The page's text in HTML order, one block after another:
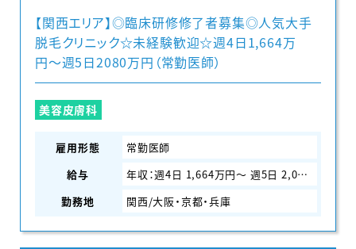
【関西エリア】◎臨床研修修了者募集◎人気大手
脱毛クリニック☆未経験歓迎☆週4日1,664万
円〜週5日2080万円（常勤医師）
美容皮膚科
雇用形態
常勤医師
給与
年収：週4日 1,664万円〜 週5日 2,080万円〜
勤務地
関西/大阪・京都・兵庫